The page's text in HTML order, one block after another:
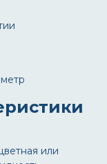
или